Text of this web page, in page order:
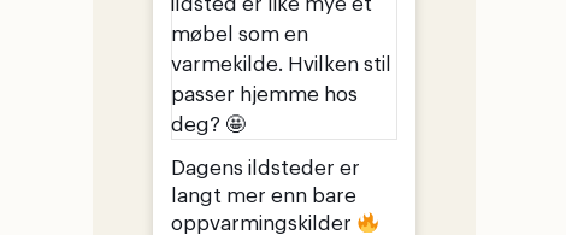
Dagens ildsteder er
langt mer enn bare
oppvarmingskilder